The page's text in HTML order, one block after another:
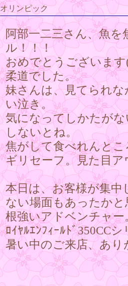
オリンピック
阿部一二三さん、魚
ル！！！
おめでとうございま
柔道でした。
妹さんは、見てられ
い泣き。
気になってしかたが
しないとね。
焦がして食べれんと
ギリセーフ。見た目
本日は、お客様が集
ない場面もあったか
根強いアドベンチャ
ﾛｲﾔﾙｴﾝﾌｨｰﾙﾄﾞ350CC
暑い中のご来店、あ